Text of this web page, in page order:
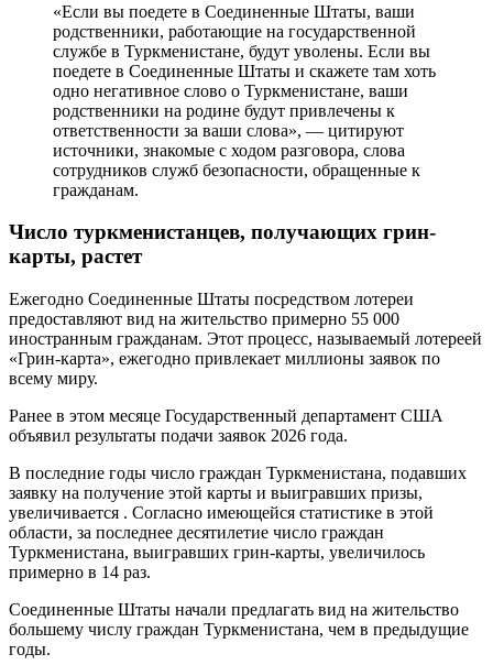
«Если вы поедете в Соединенные Штаты, ваши
родственники, работающие на государственной
службе в Туркменистане, будут уволены. Если вы
поедете в Соединенные Штаты и скажете там хоть
одно негативное слово о Туркменистане, ваши
родственники на родине будут привлечены к
ответственности за ваши слова», — цитируют
источники, знакомые с ходом разговора, слова
сотрудников служб безопасности, обращенные к
гражданам.
Число туркменистанцев, получающих грин-
карты, растет
Ежегодно Соединенные Штаты посредством лотереи
предоставляют вид на жительство примерно 55 000
иностранным гражданам. Этот процесс, называемый лотереей
«Грин-карта», ежегодно привлекает миллионы заявок по
всему миру.
Ранее в этом месяце Государственный департамент США
объявил результаты подачи заявок 2026 года.
В последние годы число граждан Туркменистана, подавших
заявку на получение этой карты и выигравших призы,
увеличивается . Согласно имеющейся статистике в этой
области, за последнее десятилетие число граждан
Туркменистана, выигравших грин-карты, увеличилось
примерно в 14 раз.
Соединенные Штаты начали предлагать вид на жительство
большему числу граждан Туркменистана, чем в предыдущие
годы.